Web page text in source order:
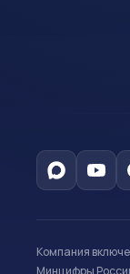
Компания
Минцифры